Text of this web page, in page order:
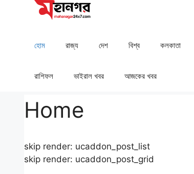
হোম রাজ্য দেশ ⁠বিশ্ব কলকাতা
রাশিফল ⁠⁠ভাইরাল খবর আজকের খবর
Home
skip render: ucaddon_post_list
skip render: ucaddon_post_grid